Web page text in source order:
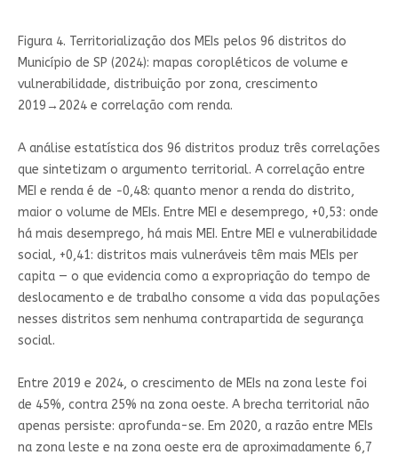
Figura 4. Territorialização dos MEIs pelos 96 distritos do
Município de SP (2024): mapas coropléticos de volume e
vulnerabilidade, distribuição por zona, crescimento
2019→2024 e correlação com renda.
A análise estatística dos 96 distritos produz três correlações
que sintetizam o argumento territorial. A correlação entre
MEI e renda é de −0,48: quanto menor a renda do distrito,
maior o volume de MEIs. Entre MEI e desemprego, +0,53: onde
há mais desemprego, há mais MEI. Entre MEI e vulnerabilidade
social, +0,41: distritos mais vulneráveis têm mais MEIs per
capita — o que evidencia como a expropriação do tempo de
deslocamento e de trabalho consome a vida das populações
nesses distritos sem nenhuma contrapartida de segurança
social.
Entre 2019 e 2024, o crescimento de MEIs na zona leste foi
de 45%, contra 25% na zona oeste. A brecha territorial não
apenas persiste: aprofunda-se. Em 2020, a razão entre MEIs
na zona leste e na zona oeste era de aproximadamente 6,7